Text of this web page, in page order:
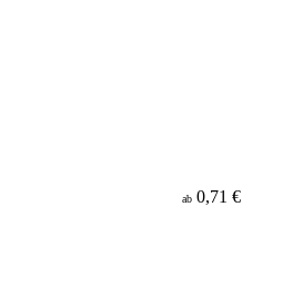
ab 0,71 €